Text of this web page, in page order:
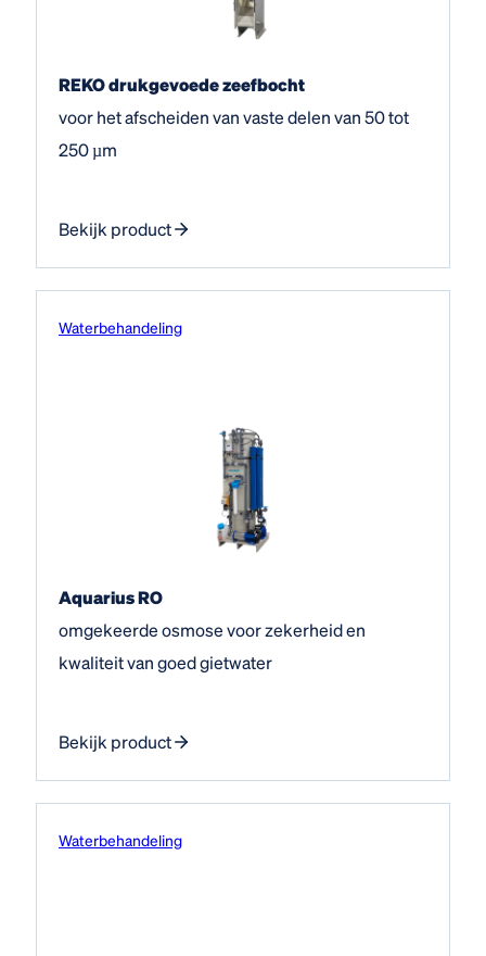
REKO drukgevoede zeefbocht
voor het afscheiden van vaste delen van 50 tot
250 µm
Bekijk product
Water­behandeling
Aquarius RO
omgekeerde osmose voor zekerheid en
kwaliteit van goed gietwater
Bekijk product
Water­behandeling